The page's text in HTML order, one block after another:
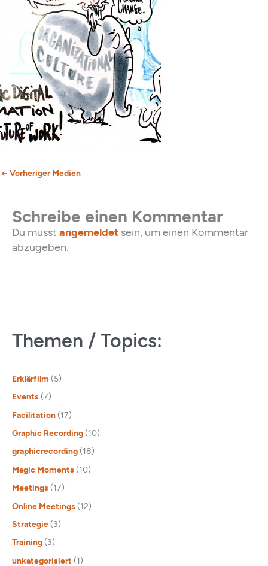
← Vorheriger Medien
Schreibe einen Kommentar
Du musst angemeldet sein, um einen Kommentar
abzugeben.
Themen / Topics:
Erklärfilm (5)
Events (7)
Facilitation (17)
Graphic Recording (10)
graphicrecording (18)
Magic Moments (10)
Meetings (17)
Online Meetings (12)
Strategie (3)
Training (3)
unkategorisiert (1)